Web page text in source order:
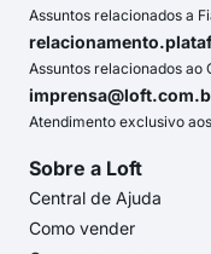
Assuntos relacionados a
Assuntos relacionados ao
Atendimento exclusivo
Sobre a Loft
Central de Ajuda
Como vender